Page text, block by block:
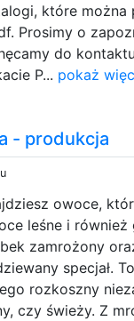
które można
Prosimy o
do
P... pokaż
- produkcja
owoce,
leśne i
zamrożony
specjał.
rozkoszny
czy świeży. Z